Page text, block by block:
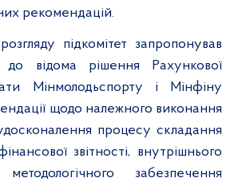
рекомендацій.
підкомітет запропонував
до відома рішення Рахункової
Мінмолодьспорту і Мінфіну
щодо належного виконання
процесу складання
звітності, внутрішнього
забезпечення